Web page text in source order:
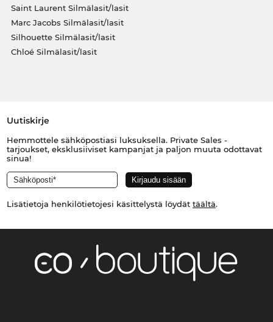
Saint Laurent Silmälasit/lasit
Marc Jacobs Silmälasit/lasit
Silhouette Silmälasit/lasit
Chloé Silmälasit/lasit
Uutiskirje
Hemmottele sähköpostiasi luksuksella. Private Sales -
tarjoukset, eksklusiiviset kampanjat ja paljon muuta odottavat
sinua!
Lisätietoja henkilötietojesi käsittelystä löydät täältä.